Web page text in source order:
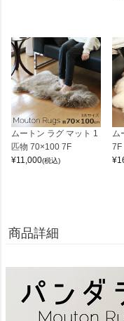
ムートン ラグ マット 1
匹物 70×100 7F
¥11,000(税込)
ム
7F
¥
商品詳細